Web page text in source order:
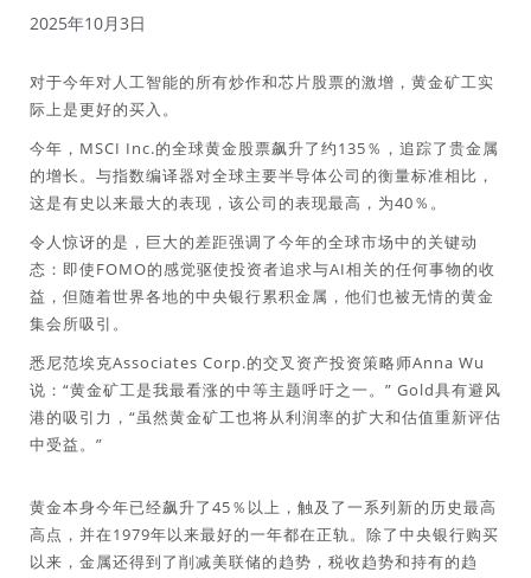
2025年10月3日
对于今年对人工智能的所有炒作和芯片股票的激增，黄金矿工实
际上是更好的买入。
今年，MSCI Inc.的全球黄金股票飙升了约135％，追踪了贵金属
的增长。与指数编译器对全球主要半导体公司的衡量标准相比，
这是有史以来最大的表现，该公司的表现最高，为40％。
令人惊讶的是，巨大的差距强调了今年的全球市场中的关键动
态：即使FOMO的感觉驱使投资者追求与AI相关的任何事物的收
益，但随着世界各地的中央银行累积金属，他们也被无情的黄金
集会所吸引。
悉尼范埃克Associates Corp.的交叉资产投资策略师Anna Wu
说：“黄金矿工是我最看涨的中等主题呼吁之一。” Gold具有避风
港的吸引力，“虽然黄金矿工也将从利润率的扩大和估值重新评估
中受益。”
黄金本身今年已经飙升了45％以上，触及了一系列新的历史最高
高点，并在1979年以来最好的一年都在正轨。除了中央银行购买
以来，金属还得到了削减美联储的趋势，税收趋势和持有的趋